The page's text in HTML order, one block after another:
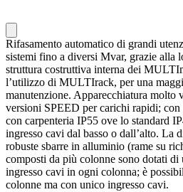
Rifasamento automatico di grandi
sistemi fino a diversi Mvar, grazie alla
struttura costruttiva interna dei
l’utilizzo di MULTIrack, per una
manutenzione. Apparecchiatura molto
versioni SPEED per carichi rapidi; con
con carpenteria IP55 ove lo standard
ingresso cavi dal basso o dall’alto. La
robuste sbarre in alluminio (rame su
composti da più colonne sono dotati di
ingresso cavi in ogni colonna; è
colonne ma con unico ingresso cavi.